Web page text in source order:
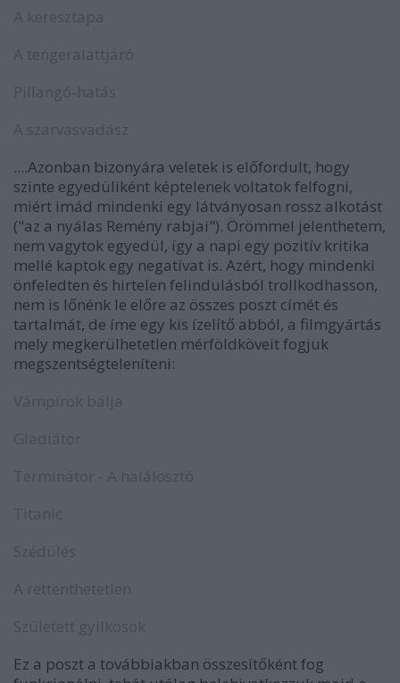
....Azonban bizonyára veletek is előfordult, hogy
szinte egyedüliként képtelenek voltatok felfogni,
miért imád mindenki egy látványosan rossz alkotást
("az a nyálas Remény rabjai"). Örömmel jelenthetem,
nem vagytok egyedül, így a napi egy pozitív kritika
mellé kaptok egy negatívat is. Azért, hogy mindenki
önfeledten és hirtelen felindulásból trollkodhasson,
nem is lőnénk le előre az összes poszt címét és
tartalmát, de íme egy kis ízelítő abból, a filmgyártás
mely megkerülhetetlen mérföldköveit fogjuk
megszentségteleníteni:
Ez a poszt a továbbiakban összesítőként fog